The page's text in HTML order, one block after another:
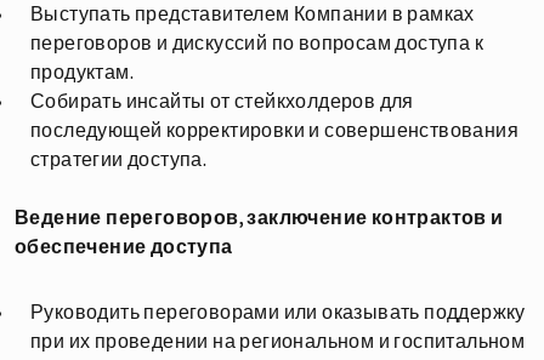
Выступать представителем Компании в рамках
переговоров и дискуссий по вопросам доступа к
продуктам.
Собирать инсайты от стейкхолдеров для
последующей корректировки и совершенствования
стратегии доступа.
Ведение переговоров, заключение контрактов и
обеспечение доступа
Руководить переговорами или оказывать поддержку
при их проведении на региональном и госпитальном